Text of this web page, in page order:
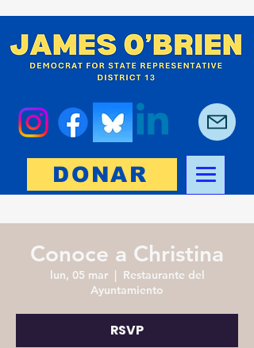
DONAR
Conoce a Christina
lun, 05 mar
  |
Restaurante del
Ayuntamiento
RSVP